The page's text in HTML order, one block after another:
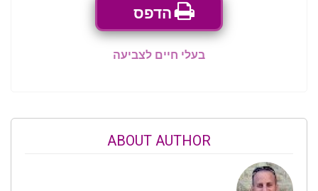
הדפס
בעלי חיים לצביעה
ABOUT AUTHOR